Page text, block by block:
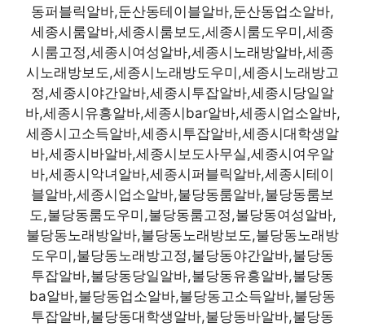
동퍼블릭알바,둔산동테이블알바,둔산동업소알바,
세종시룸알바,세종시룸보도,세종시룸도우미,세종
시룸고정,세종시여성알바,세종시노래방알바,세종
시노래방보도,세종시노래방도우미,세종시노래방고
정,세종시야간알바,세종시투잡알바,세종시당일알
바,세종시유흥알바,세종시bar알바,세종시업소알바,
세종시고소득알바,세종시투잡알바,세종시대학생알
바,세종시바알바,세종시보도사무실,세종시여우알
바,세종시악녀알바,세종시퍼블릭알바,세종시테이
블알바,세종시업소알바,불당동룸알바,불당동룸보
도,불당동룸도우미,불당동룸고정,불당동여성알바,
불당동노래방알바,불당동노래방보도,불당동노래방
도우미,불당동노래방고정,불당동야간알바,불당동
투잡알바,불당동당일알바,불당동유흥알바,불당동
ba알바,불당동업소알바,불당동고소득알바,불당동
투잡알바,불당동대학생알바,불당동바알바,불당동